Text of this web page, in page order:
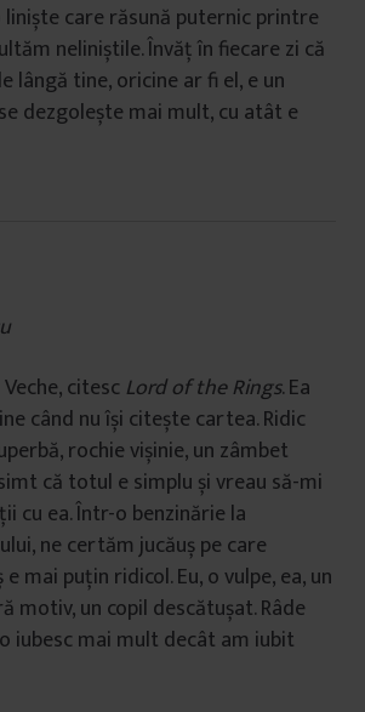
care răsună puternic printre
neliniștile. Învăț în fiecare zi că
lângă tine, oricine ar fi el, e un
dezgolește mai mult, cu atât e
citesc Lord of the Rings. Ea
când nu își citește cartea. Ridic
rochie vișinie, un zâmbet
că totul e simplu și vreau să-mi
cu ea. Într-o benzinărie la
ne certăm jucăuș pe care
mai puțin ridicol. Eu, o vulpe, ea, un
motiv, un copil descătușat. Râde
iubesc mai mult decât am iubit